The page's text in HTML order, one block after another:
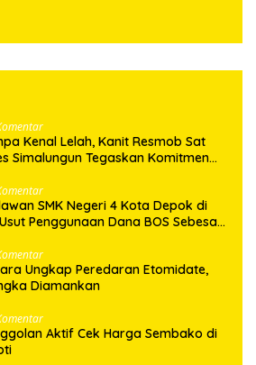
Kenal Lelah, Kanit Resmob Sat
Simalungun Tegaskan Komitmen
SMK Negeri 4 Kota Depok di
Penggunaan Dana BOS Sebesar
Ungkap Peredaran Etomidate,
Diamankan
Aktif Cek Harga Sembako di